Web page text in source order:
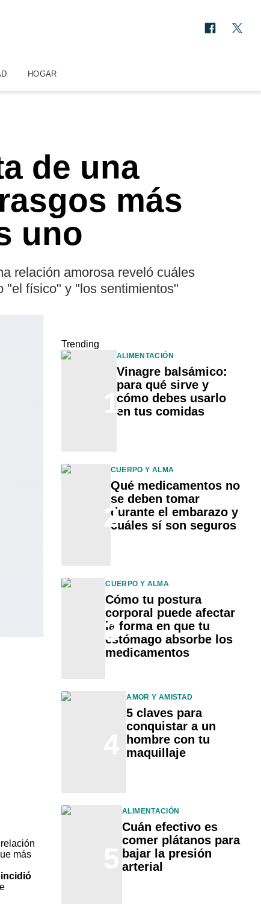
HOGAR
de una
más
uno
relación amorosa reveló cuáles
"el físico" y "los sentimientos"
más
Trending
1
ALIMENTACIÓN
Vinagre balsámico:
para qué sirve y
cómo debes usarlo
en tus comidas
2
CUERPO Y ALMA
Qué medicamentos no
se deben tomar
durante el embarazo y
cuáles sí son seguros
3
CUERPO Y ALMA
Cómo tu postura
corporal puede afectar
la forma en que tu
estómago absorbe los
medicamentos
AMOR Y AMISTAD
5 claves para
conquistar a un
hombre con tu
maquillaje
ALIMENTACIÓN
Cuán efectivo es
comer plátanos para
bajar la presión
arterial